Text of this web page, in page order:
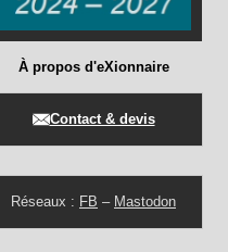
À propos d'eXionnaire
Contact & devis
Réseaux : FB – Mastodon